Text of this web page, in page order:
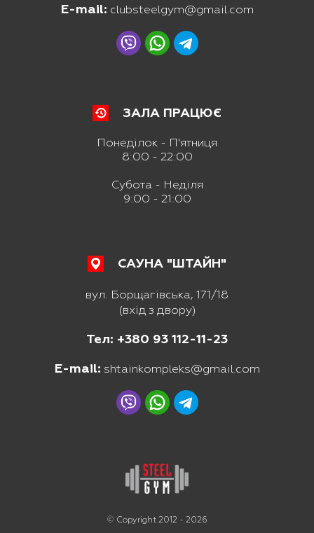
© Copyright 2012 - 2026
E-mail: clubsteelgym@gmail.com
ЗАЛА ПРАЦЮЄ
Понеділок - П'ятниця
8:00 - 22:00
Субота - Неділя
9:00 - 21:00
САУНА "ШТАЙН"
вул. Борщагівська, 171/18
(вхід з двору)
Тел: +380 93 112-11-23
E-mail: shtainkompleks@gmail.com